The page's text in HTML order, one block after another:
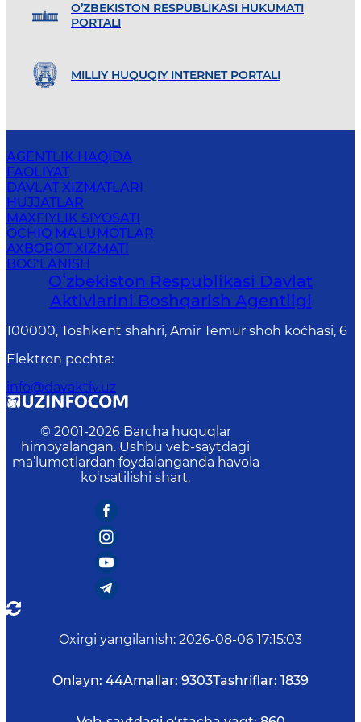
O’ZBEKISTON RESPUBLIKASI HUKUMATI
PORTALI
MILLIY HUQUQIY INTERNET PORTALI
AGENTLIK HAQIDA
FAOLIYAT
DAVLAT XIZMATLARI
HUJJATLAR
MAXFIYLIK SIYOSATI
OCHIQ MA'LUMOTLAR
AXBOROT XIZMATI
BOG‘LANISH
Oʻzbekiston Respublikasi Davlat
Aktivlarini Boshqarish Agentligi
100000, Toshkent shahri, Amir Temur shoh ko`chasi, 6
Elektron pochta:
info@davaktiv.uz
© 2001-2026 Barcha huquqlar
himoyalangan. Ushbu veb-saytdagi
ma’lumotlardan foydalanganda havola
ko‘rsatilishi shart.
Oxirgi yangilanish: 2026-08-06 17:15:03
Onlayn: 44Amallar: 9303Tashriflar: 1839